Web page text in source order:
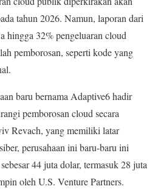
tahun 2026. Namun, laporan dari
hingga 32% pengeluaran cloud
pemborosan, seperti kode yang
baru bernama Adaptive6 hadir
pemborosan cloud secara
Revach, yang memiliki latar
perusahaan ini baru-baru ini
44 juta dolar, termasuk 28 juta
oleh U.S. Venture Partners.